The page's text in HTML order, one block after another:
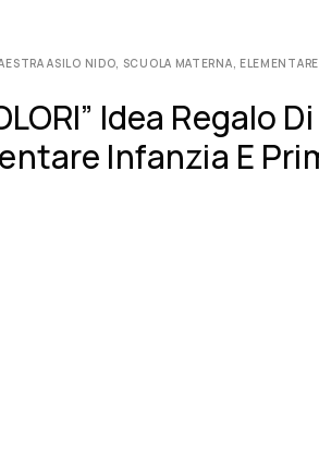
ASILO NIDO, SCUOLA MATERNA,
Idea Regalo
Infanzia E